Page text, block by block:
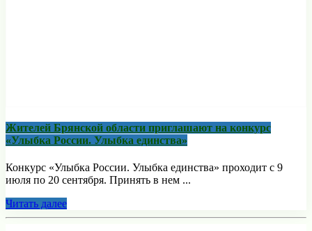
Жителей Брянской области приглашают на конкурс
«Улыбка России. Улыбка единства»
Конкурс «Улыбка России. Улыбка единства» проходит с 9
июля по 20 сентября. Принять в нем ...
Читать далее